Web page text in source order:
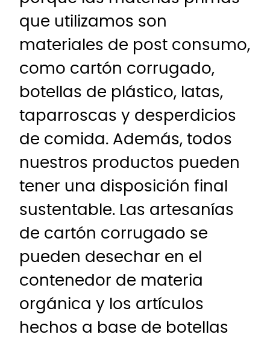
que utilizamos son
materiales de post consumo,
como cartón corrugado,
botellas de plástico, latas,
taparroscas y desperdicios
de comida. Además, todos
nuestros productos pueden
tener una disposición final
sustentable. Las artesanías
de cartón corrugado se
pueden desechar en el
contenedor de materia
orgánica y los artículos
hechos a base de botellas